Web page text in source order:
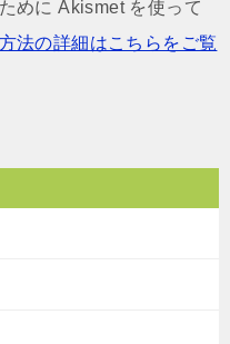
めに Akismet を使って
法の詳細はこちらをご覧